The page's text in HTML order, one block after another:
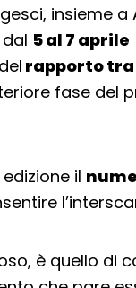
insieme
5 al 7 aprile
rapporto tra
fase del
il
è quello di